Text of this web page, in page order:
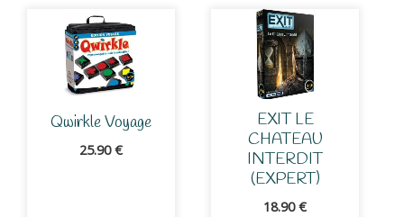
Qwirkle Voyage
25.90€
EXIT LE
CHATEAU
INTERDIT
(EXPERT)
18.90€